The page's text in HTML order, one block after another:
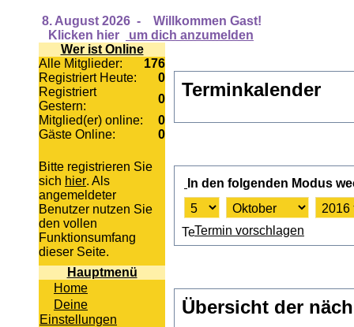
8. August 2026 -
Willkommen Gast!
Klicken hier
um dich anzumelden
Wer ist Online
Alle Mitglieder:
176
Registriert Heute:
0
Registriert
Gestern:
0
Mitglied(er) online:
0
Gäste Online:
0
Bitte registrieren Sie
sich hier. Als
angemeldeter
Benutzer nutzen Sie
den vollen
Funktionsumfang
dieser Seite.
Hauptmenü
Home
Deine
Einstellungen
Terminkalender
In den folgenden Modus
Termin vorschlagen
Übersicht der